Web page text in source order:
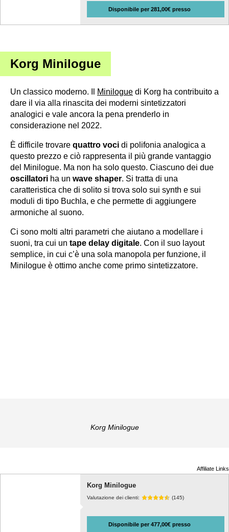
Disponibile per 281,00€ presso
Korg Minilogue
Un classico moderno. Il Minilogue di Korg ha contribuito a
dare il via alla rinascita dei moderni sintetizzatori
analogici e vale ancora la pena prenderlo in
considerazione nel 2022.
È difficile trovare quattro voci di polifonia analogica a
questo prezzo e ciò rappresenta il più grande vantaggio
del Minilogue. Ma non ha solo questo. Ciascuno dei due
oscillatori ha un wave shaper. Si tratta di una
caratteristica che di solito si trova solo sui synth e sui
moduli di tipo Buchla, e che permette di aggiungere
armoniche al suono.
Ci sono molti altri parametri che aiutano a modellare i
suoni, tra cui un tape delay digitale. Con il suo layout
semplice, in cui c’è una sola manopola per funzione, il
Minilogue è ottimo anche come primo sintetizzatore.
Korg Minilogue
Affiliate Links
Korg Minilogue
Valutazione dei clienti: (145)
Disponibile per 477,00€ presso